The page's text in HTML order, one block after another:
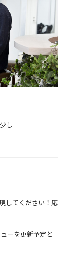
し
してください！応
ーを更新予定と